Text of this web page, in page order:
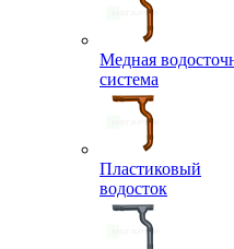
Медная
система
Пластиковый
водосток